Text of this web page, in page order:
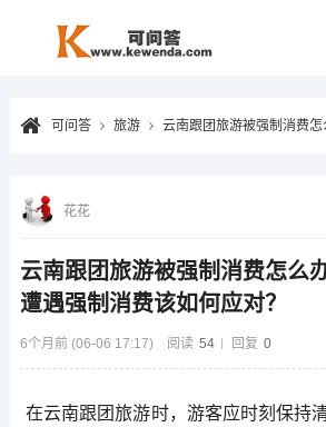
可问答 旅游 云南跟团旅游被强制消费怎么办，云南
云南跟团旅游被强制消费怎么
遭遇强制消费该如何应对？
6个月前 (06-06 17:17) 阅读 54 回复 0
花花
在云南跟团旅游时，游客应时刻保持